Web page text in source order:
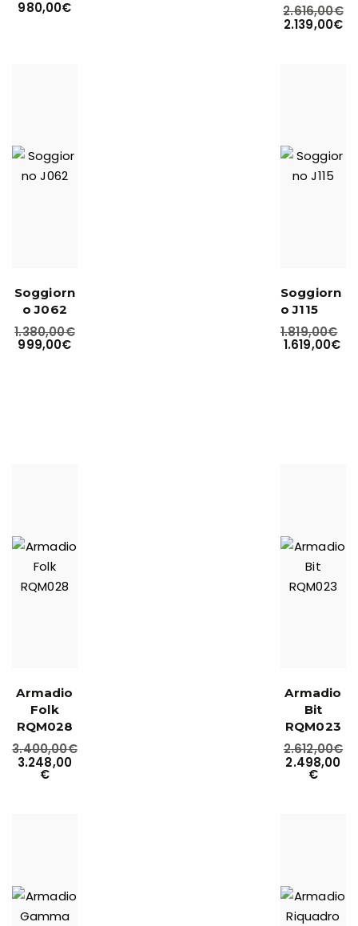
980,00€ 2.616,00€
2.139,00€
Soggiorn
o J062
1.380,00€
999,00€
Soggiorn
o J115
1.819,00€
1.619,00€
Armadio
Folk
RQM028
3.400,00€
3.248,00
€
Armadio
Bit
RQM023
2.612,00€
2.498,00
€